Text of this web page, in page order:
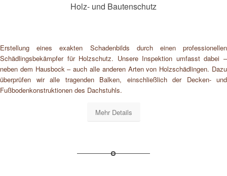
Holz- und Bautenschutz
Erstellung eines exakten Schadenbilds durch einen professionellen
Schädlingsbekämpfer für Holzschutz. Unsere Inspektion umfasst dabei –
neben dem Hausbock – auch alle anderen Arten von Holzschädlingen. Dazu
überprüfen wir alle tragenden Balken, einschließlich der Decken- und
Fußbodenkonstruktionen des Dachstuhls.
Mehr Details